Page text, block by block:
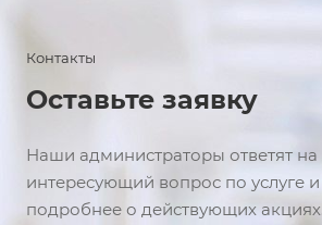
Контакты
Оставьте заявку
Наши администраторы ответят
интересующий вопрос по услуге и
подробнее о действующих